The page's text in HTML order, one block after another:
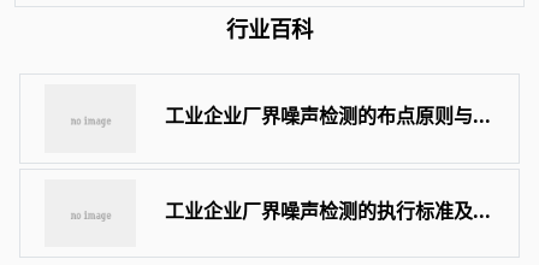
行业百科
工业企业厂界噪声检测的布点原则与...
工业企业厂界噪声检测的执行标准及...